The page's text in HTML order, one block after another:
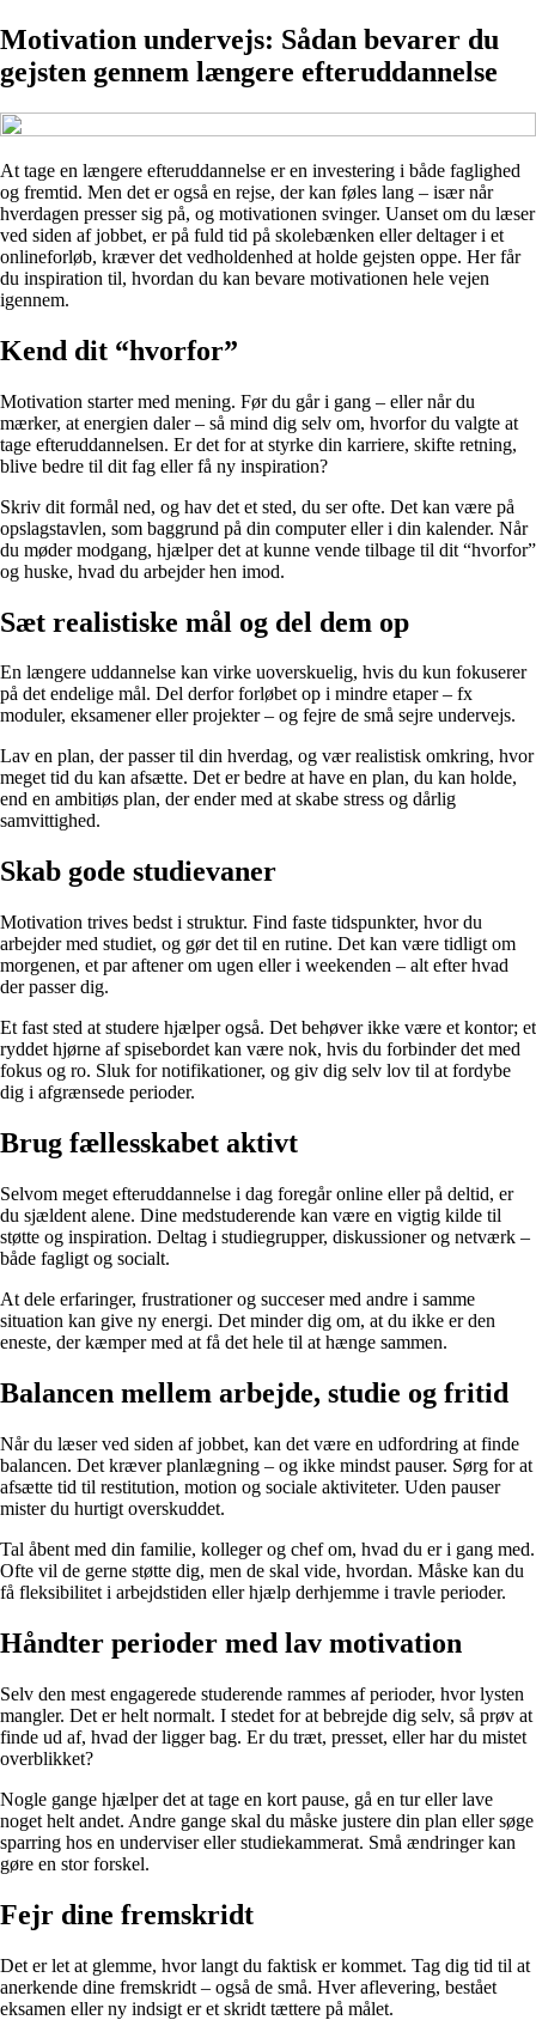
Motivation undervejs: Sådan bevarer du
gejsten gennem længere efteruddannelse
At tage en længere efteruddannelse er en investering i både faglighed
og fremtid. Men det er også en rejse, der kan føles lang – især når
hverdagen presser sig på, og motivationen svinger. Uanset om du læser
ved siden af jobbet, er på fuld tid på skolebænken eller deltager i et
onlineforløb, kræver det vedholdenhed at holde gejsten oppe. Her får
du inspiration til, hvordan du kan bevare motivationen hele vejen
igennem.
Kend dit “hvorfor”
Motivation starter med mening. Før du går i gang – eller når du
mærker, at energien daler – så mind dig selv om, hvorfor du valgte at
tage efteruddannelsen. Er det for at styrke din karriere, skifte retning,
blive bedre til dit fag eller få ny inspiration?
Skriv dit formål ned, og hav det et sted, du ser ofte. Det kan være på
opslagstavlen, som baggrund på din computer eller i din kalender. Når
du møder modgang, hjælper det at kunne vende tilbage til dit “hvorfor”
og huske, hvad du arbejder hen imod.
Sæt realistiske mål og del dem op
En længere uddannelse kan virke uoverskuelig, hvis du kun fokuserer
på det endelige mål. Del derfor forløbet op i mindre etaper – fx
moduler, eksamener eller projekter – og fejre de små sejre undervejs.
Lav en plan, der passer til din hverdag, og vær realistisk omkring, hvor
meget tid du kan afsætte. Det er bedre at have en plan, du kan holde,
end en ambitiøs plan, der ender med at skabe stress og dårlig
samvittighed.
Skab gode studievaner
Motivation trives bedst i struktur. Find faste tidspunkter, hvor du
arbejder med studiet, og gør det til en rutine. Det kan være tidligt om
morgenen, et par aftener om ugen eller i weekenden – alt efter hvad
der passer dig.
Et fast sted at studere hjælper også. Det behøver ikke være et kontor; et
ryddet hjørne af spisebordet kan være nok, hvis du forbinder det med
fokus og ro. Sluk for notifikationer, og giv dig selv lov til at fordybe
dig i afgrænsede perioder.
Brug fællesskabet aktivt
Selvom meget efteruddannelse i dag foregår online eller på deltid, er
du sjældent alene. Dine medstuderende kan være en vigtig kilde til
støtte og inspiration. Deltag i studiegrupper, diskussioner og netværk –
både fagligt og socialt.
At dele erfaringer, frustrationer og succeser med andre i samme
situation kan give ny energi. Det minder dig om, at du ikke er den
eneste, der kæmper med at få det hele til at hænge sammen.
Balancen mellem arbejde, studie og fritid
Når du læser ved siden af jobbet, kan det være en udfordring at finde
balancen. Det kræver planlægning – og ikke mindst pauser. Sørg for at
afsætte tid til restitution, motion og sociale aktiviteter. Uden pauser
mister du hurtigt overskuddet.
Tal åbent med din familie, kolleger og chef om, hvad du er i gang med.
Ofte vil de gerne støtte dig, men de skal vide, hvordan. Måske kan du
få fleksibilitet i arbejdstiden eller hjælp derhjemme i travle perioder.
Håndter perioder med lav motivation
Selv den mest engagerede studerende rammes af perioder, hvor lysten
mangler. Det er helt normalt. I stedet for at bebrejde dig selv, så prøv at
finde ud af, hvad der ligger bag. Er du træt, presset, eller har du mistet
overblikket?
Nogle gange hjælper det at tage en kort pause, gå en tur eller lave
noget helt andet. Andre gange skal du måske justere din plan eller søge
sparring hos en underviser eller studiekammerat. Små ændringer kan
gøre en stor forskel.
Fejr dine fremskridt
Det er let at glemme, hvor langt du faktisk er kommet. Tag dig tid til at
anerkende dine fremskridt – også de små. Hver aflevering, bestået
eksamen eller ny indsigt er et skridt tættere på målet.